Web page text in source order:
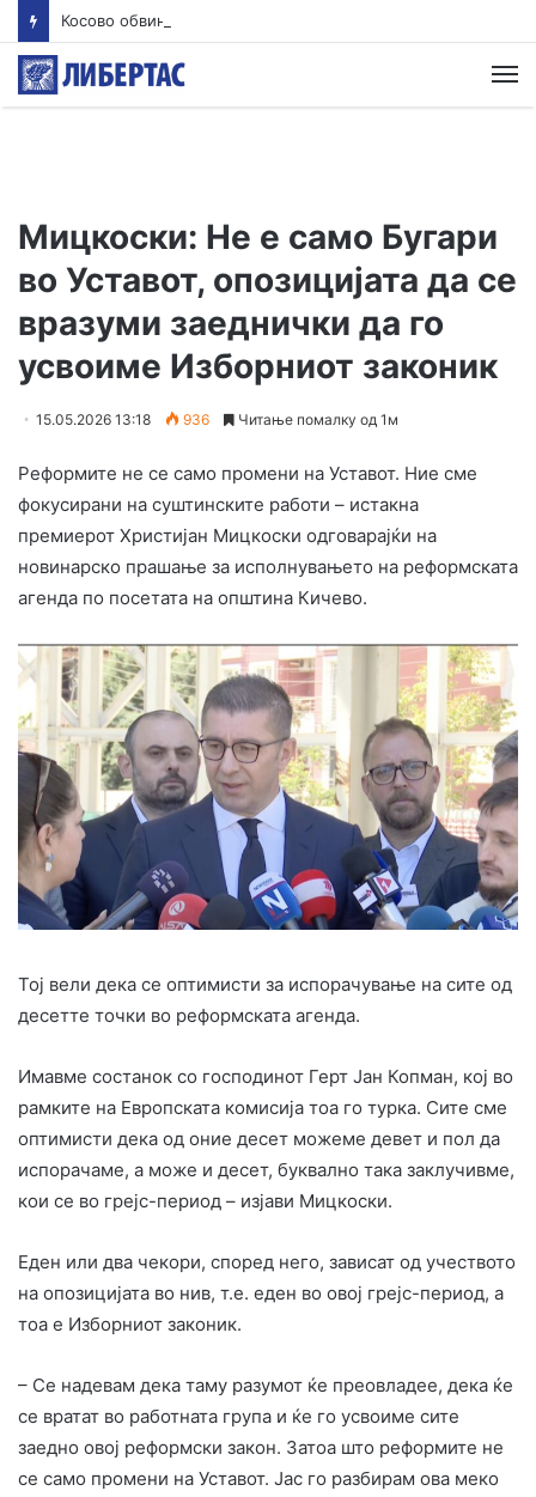
Мицкоски: Не е само Бугари
во Уставот, опозицијата да се
вразуми заеднички да го
усвоиме Изборниот законик
15.05.2026 13:18 936 Читање помалку од 1м
Реформите не се само промени на Уставот. Ние сме
фокусирани на суштинските работи – истакна
премиерот Христијан Мицкоски одговарајќи на
новинарско прашање за исполнувањето на реформската
агенда по посетата на општина Кичево.
Тој вели дека се оптимисти за испорачување на сите од
десетте точки во реформската агенда.
Имавме состанок со господинот Герт Јан Копман, кој во
рамките на Европската комисија тоа го турка. Сите сме
оптимисти дека од оние десет можеме девет и пол да
испорачаме, а може и десет, буквално така заклучивме,
кои се во грејс-период – изјави Мицкоски.
Еден или два чекори, според него, зависат од учеството
на опозицијата во нив, т.е. еден во овој грејс-период, а
тоа е Изборниот законик.
– Се надевам дека таму разумот ќе преовладее, дека ќе
се вратат во работната група и ќе го усвоиме сите
заедно овој реформски закон. ​Затоа што реформите не
се само промени на Уставот. Јас го разбирам ова меко